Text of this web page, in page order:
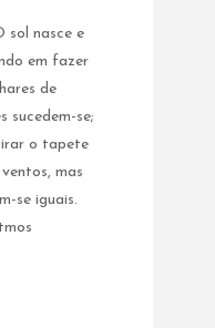
sol nasce e
em fazer
de
sucedem-se;
o tapete
mas
se iguais.